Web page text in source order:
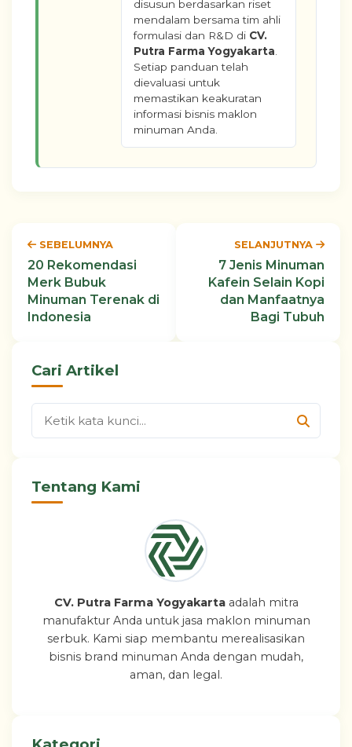
disusun berdasarkan riset
mendalam bersama tim ahli
formulasi dan R&D di CV.
Putra Farma Yogyakarta.
Setiap panduan telah
dievaluasi untuk
memastikan keakuratan
informasi bisnis maklon
minuman Anda.
SEBELUMNYA
20 Rekomendasi
Merk Bubuk
Minuman Terenak di
Indonesia
SELANJUTNYA
7 Jenis Minuman
Kafein Selain Kopi
dan Manfaatnya
Bagi Tubuh
Cari Artikel
Tentang Kami
CV. Putra Farma Yogyakartaadalah mitra
manufaktur Anda untuk jasa maklon minuman
serbuk. Kami siap membantu merealisasikan
bisnis brand minuman Anda dengan mudah,
aman, dan legal.